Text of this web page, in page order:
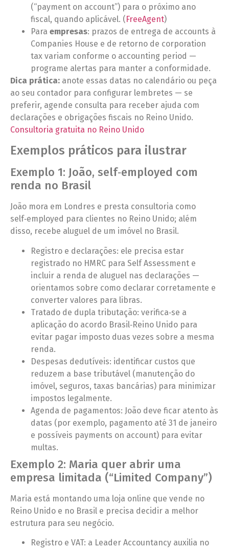
(“payment on account”) para o próximo ano
fiscal, quando aplicável. (FreeAgent)
Para empresas: prazos de entrega de accounts à
Companies House e de retorno de corporation
tax variam conforme o accounting period —
programe alertas para manter a conformidade.
Dica prática: anote essas datas no calendário ou peça
ao seu contador para configurar lembretes — se
preferir, agende consulta para receber ajuda com
declarações e obrigações fiscais no Reino Unido.
Consultoria gratuita no Reino Unido
Exemplos práticos para ilustrar
Exemplo 1: João, self‑employed com
renda no Brasil
João mora em Londres e presta consultoria como
self‑employed para clientes no Reino Unido; além
disso, recebe aluguel de um imóvel no Brasil.
Registro e declarações: ele precisa estar
registrado no HMRC para Self Assessment e
incluir a renda de aluguel nas declarações —
orientamos sobre como declarar corretamente e
converter valores para libras.
Tratado de dupla tributação: verifica‑se a
aplicação do acordo Brasil‑Reino Unido para
evitar pagar imposto duas vezes sobre a mesma
renda.
Despesas dedutíveis: identificar custos que
reduzem a base tributável (manutenção do
imóvel, seguros, taxas bancárias) para minimizar
impostos legalmente.
Agenda de pagamentos: João deve ficar atento às
datas (por exemplo, pagamento até 31 de janeiro
e possíveis payments on account) para evitar
multas.
Exemplo 2: Maria quer abrir uma
empresa limitada (“Limited Company”)
Maria está montando uma loja online que vende no
Reino Unido e no Brasil e precisa decidir a melhor
estrutura para seu negócio.
Registro e VAT: a Leader Accountancy auxilia no